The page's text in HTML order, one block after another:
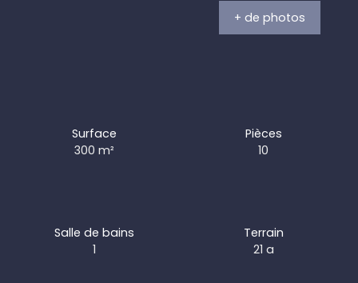
+ de photos
Surface
300m²
Pièces
10
Salle de bains
1
Terrain
21 a